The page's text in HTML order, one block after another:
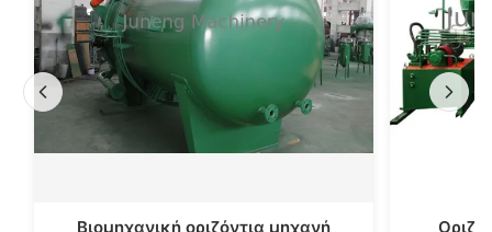
Βιομηχανική οριζόντια μηχανή